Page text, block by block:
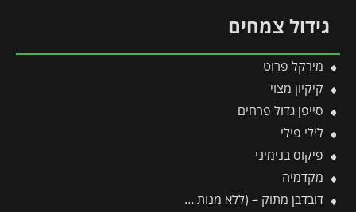
גידול צמחים
מירקל פרוט
קיקיון מצוי
סייפן גדול פרחים
לילי פילי
פיקוס בנימיני
מקדמיה
דובדבן מתוק – (ללא מנות קור)